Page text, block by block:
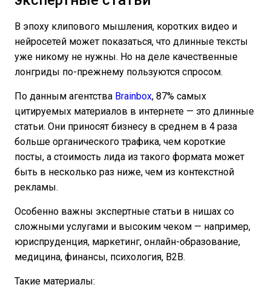
В эпоху клипового мышления, коротких видео и
нейросетей может показаться, что длинные тексты
уже никому не нужны. Но на деле качественные
лонгриды по-прежнему пользуются спросом.
По данным агентства Brainbox, 87% самых
цитируемых материалов в интернете — это длинные
статьи. Они приносят бизнесу в среднем в 4 раза
больше органического трафика, чем короткие
посты, а стоимость лида из такого формата может
быть в несколько раз ниже, чем из контекстной
рекламы.
Особенно важны экспертные статьи в нишах со
сложными услугами и высоким чеком — например,
юриспруденция, маркетинг, онлайн-образование,
медицина, финансы, психология, B2B.
Такие материалы: